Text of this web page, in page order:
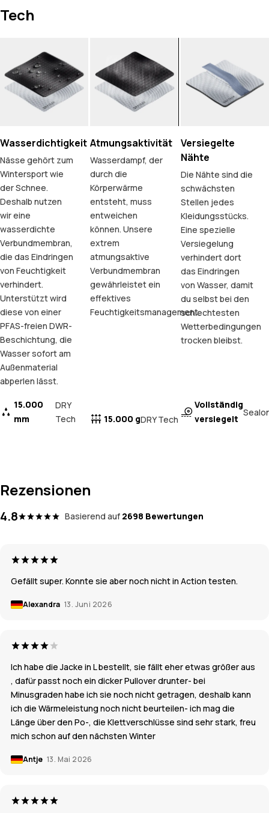
Tech
Wasserdichtigkeit
Nässe gehört zum
Wintersport wie
der Schnee.
Deshalb nutzen
wir eine
wasserdichte
Verbundmembran,
die das Eindringen
von Feuchtigkeit
verhindert.
Unterstützt wird
diese von einer
PFAS-freien DWR-
Beschichtung, die
Wasser sofort am
Außenmaterial
abperlen lässt.
15.000
mm
DRY
Tech
Atmungsaktivität
Wasserdampf, der
durch die
Körperwärme
entsteht, muss
entweichen
können. Unsere
extrem
atmungsaktive
Verbundmembran
gewährleistet ein
effektives
Feuchtigkeitsmanagement.
15.000 gDRY Tech
Versiegelte
Nähte
Die Nähte sind die
schwächsten
Stellen jedes
Kleidungsstücks.
Eine spezielle
Versiegelung
verhindert dort
das Eindringen
von Wasser, damit
du selbst bei den
schlechtesten
Wetterbedingungen
trocken bleibst.
Vollständig
versiegelt
Rezensionen
4.8 Basierend auf 2698 Bewertungen
Gefällt super. Konnte sie aber noch nicht in Action testen.
Alexandra 13. Juni 2026
Ich habe die Jacke in L bestellt, sie fällt eher etwas größer aus
, dafür passt noch ein dicker Pullover drunter- bei
Minusgraden habe ich sie noch nicht getragen, deshalb kann
ich die Wärmeleistung noch nicht beurteilen- ich mag die
Länge über den Po-, die Klettverschlüsse sind sehr stark, freu
mich schon auf den nächsten Winter
Antje 13. Mai 2026